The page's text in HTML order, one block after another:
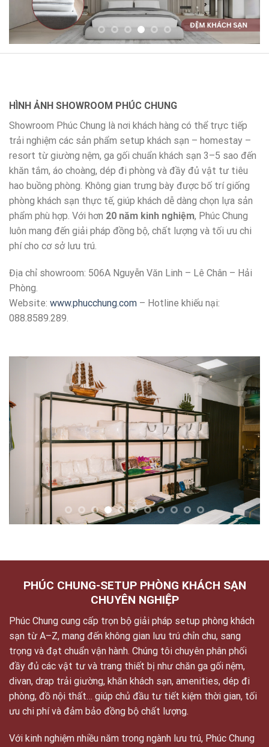
HÌNH ẢNH SHOWROOM PHÚC CHUNG
Showroom Phúc Chung là nơi khách hàng có thể trực tiếp
trải nghiệm các sản phẩm setup khách sạn – homestay –
resort từ giường nệm, ga gối chuẩn khách sạn 3–5 sao đến
khăn tắm, áo choàng, dép đi phòng và đầy đủ vật tư tiêu
hao buồng phòng. Không gian trưng bày được bố trí giống
phòng khách sạn thực tế, giúp khách dễ dàng chọn lựa sản
phẩm phù hợp. Với hơn 20 năm kinh nghiệm, Phúc Chung
luôn mang đến giải pháp đồng bộ, chất lượng và tối ưu chi
phí cho cơ sở lưu trú.
Địa chỉ showroom: 506A Nguyễn Văn Linh – Lê Chân – Hải
Phòng.
Website: www.phucchung.com – Hotline khiếu nại:
088.8589.289.
PHÚC CHUNG-SETUP PHÒNG KHÁCH SẠN
CHUYÊN NGHIỆP
Phúc Chung cung cấp trọn bộ giải pháp setup phòng khách
sạn từ A–Z, mang đến không gian lưu trú chỉn chu, sang
trọng và đạt chuẩn vận hành. Chúng tôi chuyên phân phối
đầy đủ các vật tư và trang thiết bị như chăn ga gối nệm,
divan, drap trải giường, khăn khách sạn, amenities, dép đi
phòng, đồ nội thất… giúp chủ đầu tư tiết kiệm thời gian, tối
ưu chi phí và đảm bảo đồng bộ chất lượng.
Với kinh nghiệm nhiều năm trong ngành lưu trú, Phúc Chung